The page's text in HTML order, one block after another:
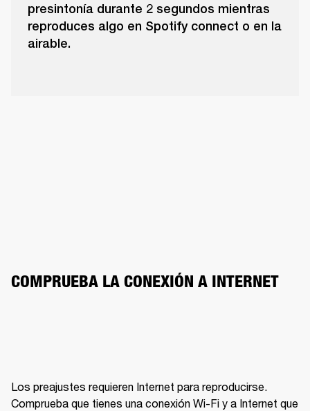
presintonía durante 2 segundos mientras
reproduces algo en Spotify connect o en la
airable.
COMPRUEBA LA CONEXIÓN A INTERNET
Los preajustes requieren Internet para reproducirse.
Comprueba que tienes una conexión Wi-Fi y a Internet que